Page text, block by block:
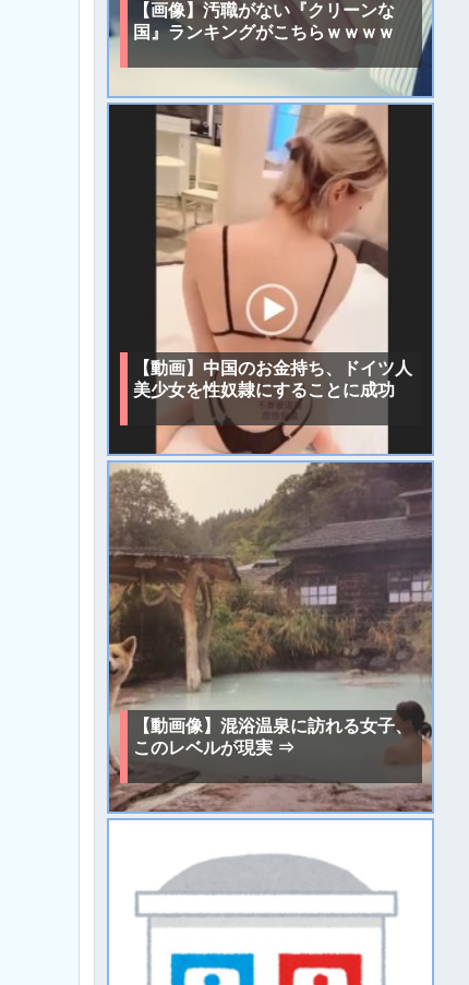
【画像】汚職がない『クリーンな
国』ランキングがこちらｗｗｗｗ
【動画】中国のお金持ち、ドイツ人
美少女を性奴隷にすることに成功
【動画像】混浴温泉に訪れる女子、
このレベルが現実 ⇒